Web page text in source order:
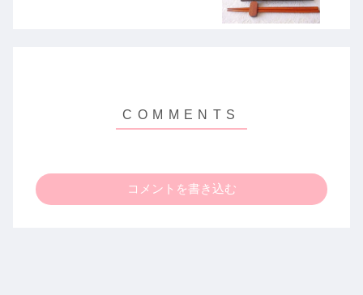
コメントを書き込む